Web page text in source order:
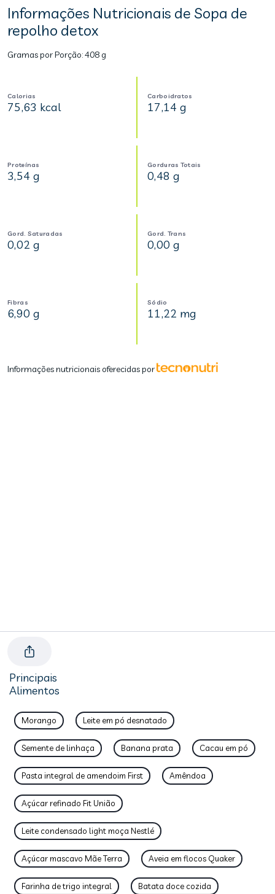
Informações Nutricionais de Sopa de
repolho detox
Gramas por Porção:408 g
Calorias
75,63 kcal
Carboidratos
17,14 g
Proteínas
3,54 g
Gorduras Totais
0,48 g
Gord. Saturadas
0,02 g
Gord. Trans
0,00 g
Fibras
6,90 g
Sódio
11,22 mg
Informações nutricionais oferecidas por
Principais
Alimentos
Morango Leite em pó desnatado
Semente de linhaça Banana prata Cacau em pó
Pasta integral de amendoim First Amêndoa
Açúcar refinado Fit União
Leite condensado light moça Nestlé
Açúcar mascavo Mãe Terra Aveia em flocos Quaker
Farinha de trigo integral Batata doce cozida